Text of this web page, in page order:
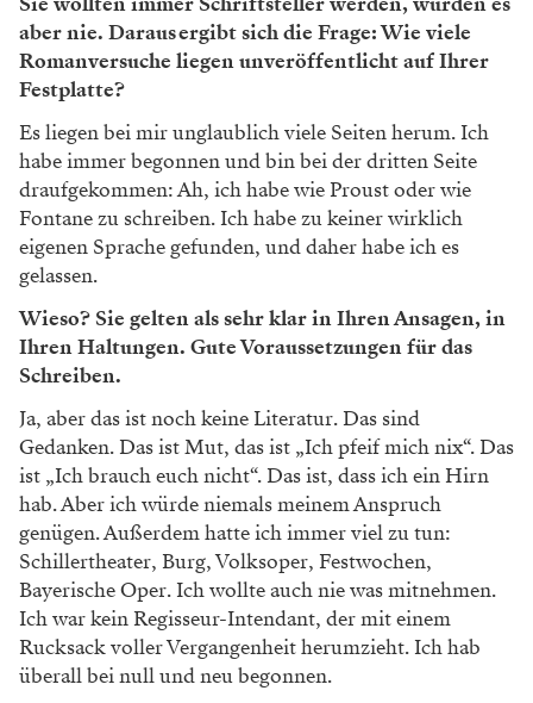
aber nie. Daraus ergibt sich die Frage: Wie viele
Romanversuche liegen unveröffentlicht auf Ihrer
Festplatte?
Es liegen bei mir unglaublich viele Seiten herum. Ich
habe immer begonnen und bin bei der dritten Seite
draufgekommen: Ah, ich habe wie Proust oder wie
Fontane zu schreiben. Ich habe zu keiner wirklich
eigenen Sprache gefunden, und daher habe ich es
gelassen.
Wieso? Sie gelten als sehr klar in Ihren Ansagen, in
Ihren Haltungen. Gute Voraussetzungen für das
Schreiben.
Ja, aber das ist noch keine Literatur. Das sind
Gedanken. Das ist Mut, das ist „Ich pfeif mich nix“. Das
ist „Ich brauch euch nicht“. Das ist, dass ich ein Hirn
hab. Aber ich würde niemals meinem Anspruch
genügen. Außerdem hatte ich immer viel zu tun:
Schillertheater, Burg, Volksoper, Festwochen,
Bayerische Oper. Ich wollte auch nie was mitnehmen.
Ich war kein Regisseur-Intendant, der mit einem
Rucksack voller Vergangenheit herumzieht. Ich hab
überall bei null und neu begonnen.